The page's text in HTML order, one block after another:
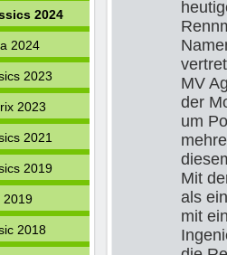
MV
der
um
Mit
als
mit
2024
2024
2023
2023
2021
2019
2019
2018